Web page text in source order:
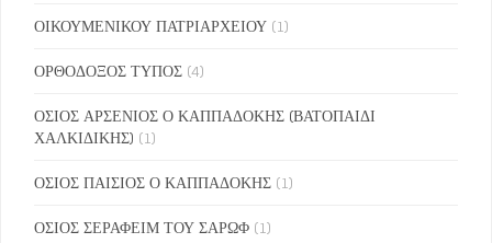
ΟΙΚΟΥΜΕΝΙΚΟΥ ΠΑΤΡΙΑΡΧΕΙΟΥ (1)
ΟΡΘΟΔΟΞΟΣ ΤΥΠΟΣ (4)
ΟΣΙΟΣ ΑΡΣΕΝΙΟΣ Ο ΚΑΠΠΑΔΟΚΗΣ (ΒΑΤΟΠΑΙΔΙ
ΧΑΛΚΙΔΙΚΗΣ) (1)
ΟΣΙΟΣ ΠΑΙΣΙΟΣ Ο ΚΑΠΠΑΔΟΚΗΣ (1)
ΟΣΙΟΣ ΣΕΡΑΦΕΙΜ ΤΟΥ ΣΑΡΩΦ (1)